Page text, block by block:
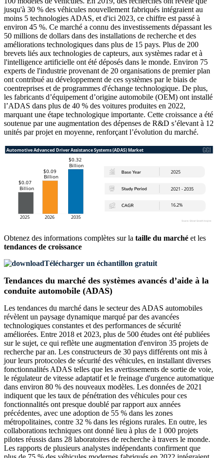
jusqu'à 30 % des véhicules nouvellement fabriqués intégraient au
moins 5 technologies ADAS, et d'ici 2023, ce chiffre est passé à
environ 45 %. Ce marché a connu des investissements dépassant les
50 millions de dollars dans des installations de recherche et des
améliorations technologiques dans plus de 15 pays. Plus de 200
brevets liés aux technologies de capteurs, aux systèmes radar et à
l'intelligence artificielle ont été déposés dans le monde. Environ 75
experts de l'industrie provenant de 20 organisations de premier plan
ont contribué au développement de ces systèmes par le biais de
coentreprises et de programmes d'échange technologique. De plus,
les fabricants d’équipement d’origine automobile (OEM) ont installé
l’ADAS dans plus de 40 % des voitures produites en 2022,
marquant une étape technologique importante. Cette croissance a été
soutenue par une augmentation des dépenses de R&D s’élevant à 12
unités par projet en moyenne, renforçant l’évolution du marché.
Obtenez des informations complètes sur la taille du marché et les
tendances de croissance
Télécharger un échantillon gratuit
Tendances du marché des systèmes avancés d’aide à la
conduite automobile (ADAS)
Les tendances du marché dans le secteur des ADAS automobiles
révèlent un paysage dynamique marqué par des avancées
technologiques constantes et des performances de sécurité
améliorées. Entre 2018 et 2023, plus de 500 études ont été publiées
sur le sujet, ce qui reflète une augmentation d'environ 35 projets de
recherche par an. Les constructeurs de 30 pays différents ont mis à
jour leurs protocoles de sécurité des véhicules, en installant diverses
fonctionnalités ADAS telles que les avertissements de sortie de voie,
le régulateur de vitesse adaptatif et le freinage d'urgence automatique
dans environ 80 % des nouveaux modèles. Les données de 2021
indiquent que les taux de pénétration des véhicules pour ces
fonctionnalités ont presque doublé par rapport aux années
précédentes, avec une adoption de 55 % dans les zones
métropolitaines, contre 32 % dans les régions rurales. En outre, les
collaborations techniques ont donné lieu à plus de 1 000 projets
pilotes réussis dans 28 laboratoires de recherche à travers le monde.
Les rapports de plusieurs analystes indépendants confirment que